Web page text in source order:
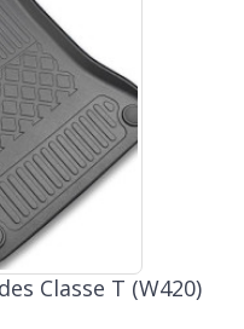
Classe T (W420)